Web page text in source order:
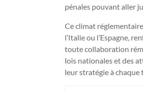
pénales pouvant aller
Ce climat
l’Italie ou l’Espagne,
toute collaboration
lois nationales et des
leur stratégie à